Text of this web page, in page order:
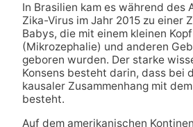
In Brasilien kam es während des
Zika-Virus im Jahr 2015 zu einer
Babys, die mit einem kleinen
(Mikrozephalie) und anderen
geboren wurden. Der starke
Konsens besteht darin, dass bei
kausaler Zusammenhang mit
besteht.
Auf dem amerikanischen